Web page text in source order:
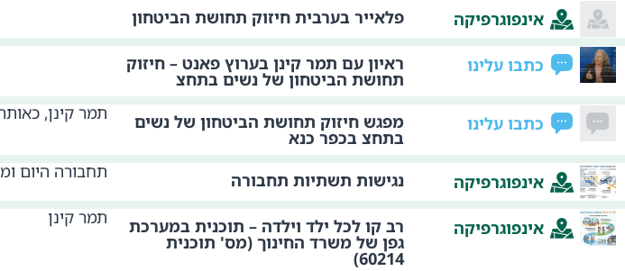
אינפוגרפיקה
פלאייר בערבית חיזוק תחושת הביטחון
כתבו עלינו ראיון עם תמר קינן בערוץ פאנט – חיזוק
תחושת הביטחון של נשים בתחצ
כתבו עלינו מפגש חיזוק תחושת הביטחון של נשים
בתחצ בכפר כנא
תמר קינן,
אינפוגרפיקה נגישות תשתיות תחבורה תחבורה היום
אינפוגרפיקה רב קו לכל ילד וילדה – תוכנית במערכת
גפן של משרד החינוך (מס' תוכנית
60214)
תמר קינן